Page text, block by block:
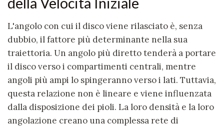
L'angolo con cui il disco viene rilasciato è, senza
dubbio, il fattore più determinante nella sua
traiettoria. Un angolo più diretto tenderà a portare
il disco verso i compartimenti centrali, mentre
angoli più ampi lo spingeranno verso i lati. Tuttavia,
questa relazione non è lineare e viene influenzata
dalla disposizione dei pioli. La loro densità e la loro
angolazione creano una complessa rete di